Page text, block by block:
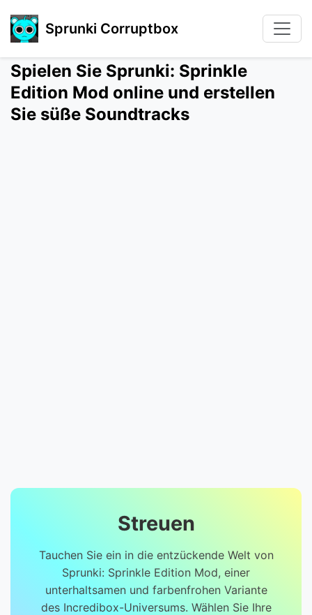
Sprunki Corruptbox
Spielen Sie Sprunki: Sprinkle
Edition Mod online und erstellen
Sie süße Soundtracks
Streuen
Tauchen Sie ein in die entzückende Welt von
Sprunki: Sprinkle Edition Mod, einer
unterhaltsamen und farbenfrohen Variante
des Incredibox-Universums. Wählen Sie Ihre